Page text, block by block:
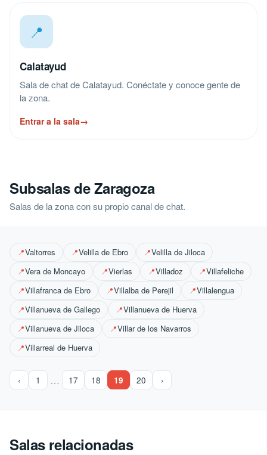
📍
Calatayud
Sala de chat de Calatayud. Conéctate y conoce gente de
la zona.
Entrar a la sala→
Subsalas de Zaragoza
Salas de la zona con su propio canal de chat.
📍Valtorres 📍Velilla de Ebro 📍Velilla de Jiloca
📍Vera de Moncayo 📍Vierlas 📍Villadoz 📍Villafeliche
📍Villafranca de Ebro 📍Villalba de Perejil 📍Villalengua
📍Villanueva de Gallego 📍Villanueva de Huerva
📍Villanueva de Jiloca 📍Villar de los Navarros
📍Villarreal de Huerva
‹ 1 … 17 18 19 20 ›
Salas relacionadas